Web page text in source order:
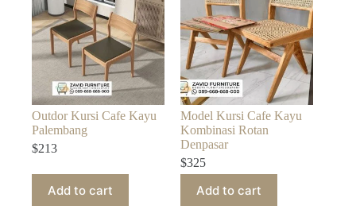
Outdor Kursi Cafe Kayu
Palembang
$213
Add to cart
Model Kursi Cafe Kayu
Kombinasi Rotan
Denpasar
$325
Add to cart